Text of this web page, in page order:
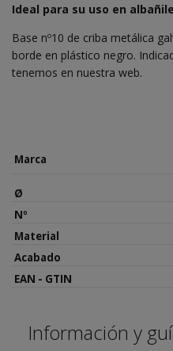
Ideal para su uso en
Base nº10 de criba metálica
borde en plástico negro.
tenemos en nuestra web.
Marca
Ø
Nº
Material
Acabado
EAN - GTIN
Información y